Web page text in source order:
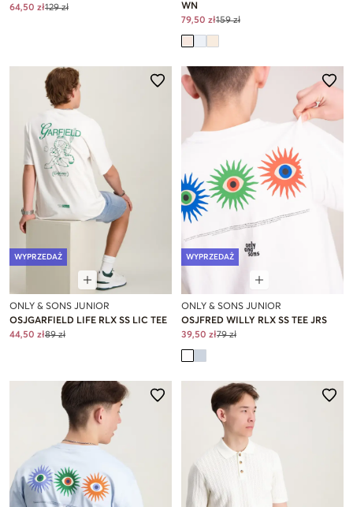
64,50 zł129 zł
WN
79,50 zł159 zł
WYPRZEDAŻ
ONLY & SONS JUNIOR
OSJGARFIELD LIFE RLX SS LIC TEE
44,50 zł89 zł
WYPRZEDAŻ
ONLY & SONS JUNIOR
OSJFRED WILLY RLX SS TEE JRS
39,50 zł79 zł